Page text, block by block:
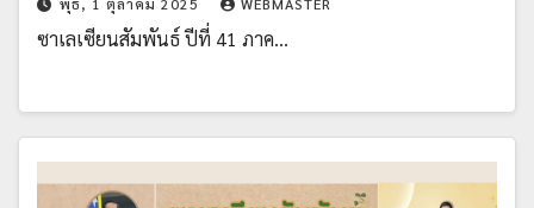
พุธ, 1 ตุลาคม 2025 WEBMASTER
ซาเลเซียนสัมพันธ์ ปีที่ 41 ภาค…